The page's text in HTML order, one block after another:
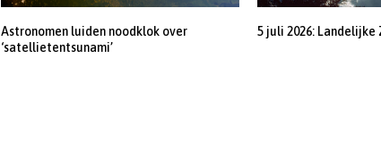
Astronomen luiden noodklok over
‘satellietentsunami’
5 juli 2026: